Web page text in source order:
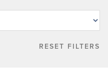
RESET FILTERS